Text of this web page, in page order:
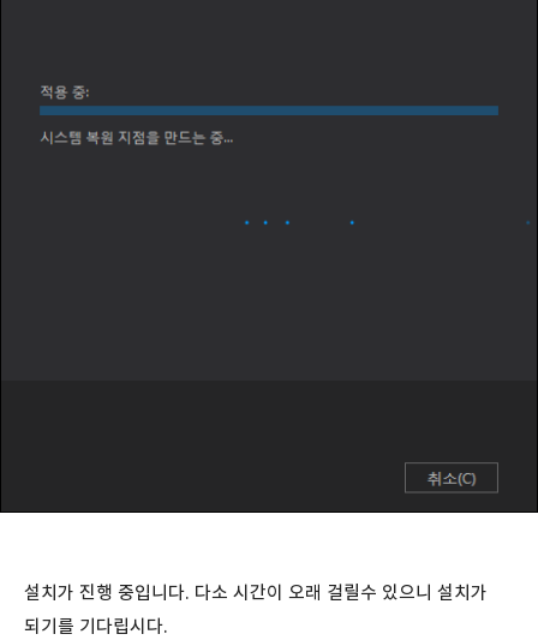
설치가 진행 중입니다. 다소 시간이 오래 걸릴수 있으니 설치가
되기를 기다립시다.